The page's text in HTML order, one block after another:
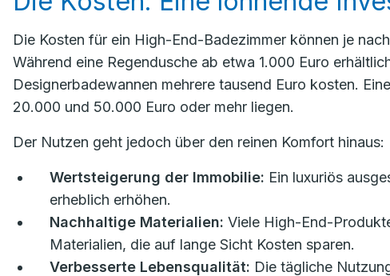
Die Kosten für ein High-End-Badezimmer können je
Während eine Regendusche ab etwa 1.000 Euro
Designerbadewannen mehrere tausend Euro kosten.
20.000 und 50.000 Euro oder mehr liegen.
Der Nutzen geht jedoch über den reinen Komfort hinaus:
Wertsteigerung der Immobilie: Ein luxuriös
erheblich erhöhen.
Nachhaltige Materialien: Viele High-End-
Materialien, die auf lange Sicht Kosten sparen.
Verbesserte Lebensqualität: Die tägliche